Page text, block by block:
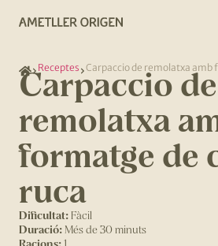
Receptes Carpaccio de remolatxa amb
Carpaccio de
remolatxa
formatge de
ruca
Dificultat: Fàcil
Duració: Més de 30 minuts
1